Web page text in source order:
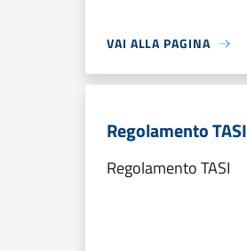
VAI ALLA PAGINA
Regolamento TASI
Regolamento TASI